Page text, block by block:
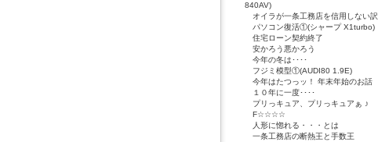
840AV)
オイラが一条工務店を信用しない訳
パソコン復活①(シャープ X1turbo)
住宅ローン契約終了
安かろう悪かろう
今年の冬は････
フジミ模型①(AUDI80 1.9E)
今年はたつっッ！ 年末年始のお話
１０年に一度････
プリっキュア、プリっキュアぁ ♪
F☆☆☆☆
人形に惚れる・・・とは
一条工務店の断熱王と手数王